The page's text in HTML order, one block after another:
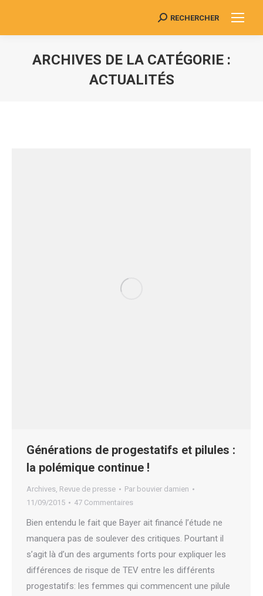
Search:
RECHERCHER
ARCHIVES DE LA CATÉGORIE :
ACTUALITÉS
Générations de progestatifs et pilules :
la polémique continue !
Archives, Revue de presse Par bouvier damien
11/09/2015
47 Commentaires
Bien entendu le fait que Bayer ait financé l’étude ne
manquera pas de soulever des critiques. Pourtant il
s’agit là d’un des arguments forts pour expliquer les
différences de risque de TEV entre les différents
progestatifs: les femmes qui commencent une pilule